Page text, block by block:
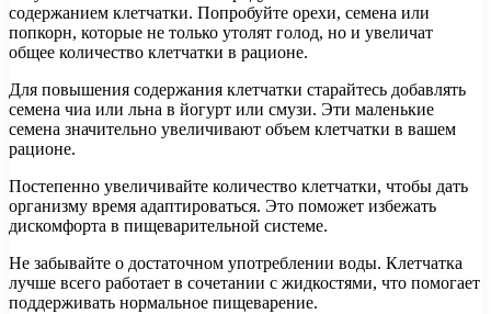
содержанием клетчатки. Попробуйте орехи, семена или
попкорн, которые не только утолят голод, но и увеличат
общее количество клетчатки в рационе.
Для повышения содержания клетчатки старайтесь добавлять
семена чиа или льна в йогурт или смузи. Эти маленькие
семена значительно увеличивают объем клетчатки в вашем
рационе.
Постепенно увеличивайте количество клетчатки, чтобы дать
организму время адаптироваться. Это поможет избежать
дискомфорта в пищеварительной системе.
Не забывайте о достаточном употреблении воды. Клетчатка
лучше всего работает в сочетании с жидкостями, что помогает
поддерживать нормальное пищеварение.